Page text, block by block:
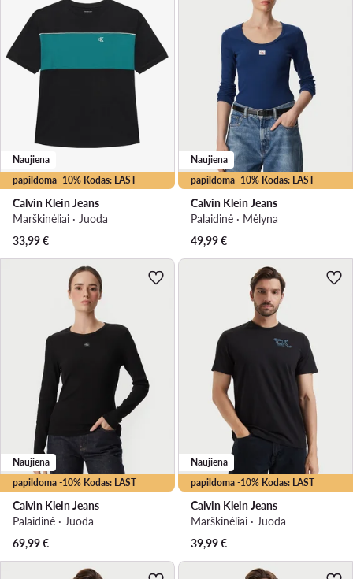
papildoma -10% Kodas: LAST
Naujiena
Calvin Klein Jeans
Marškinėliai · Juoda
33,99€
papildoma -10% Kodas: LAST
Naujiena
Calvin Klein Jeans
Palaidinė · Mėlyna
49,99€
papildoma -10% Kodas: LAST
Naujiena
Calvin Klein Jeans
Palaidinė · Juoda
69,99€
papildoma -10% Kodas: LAST
Naujiena
Calvin Klein Jeans
Marškinėliai · Juoda
39,99€